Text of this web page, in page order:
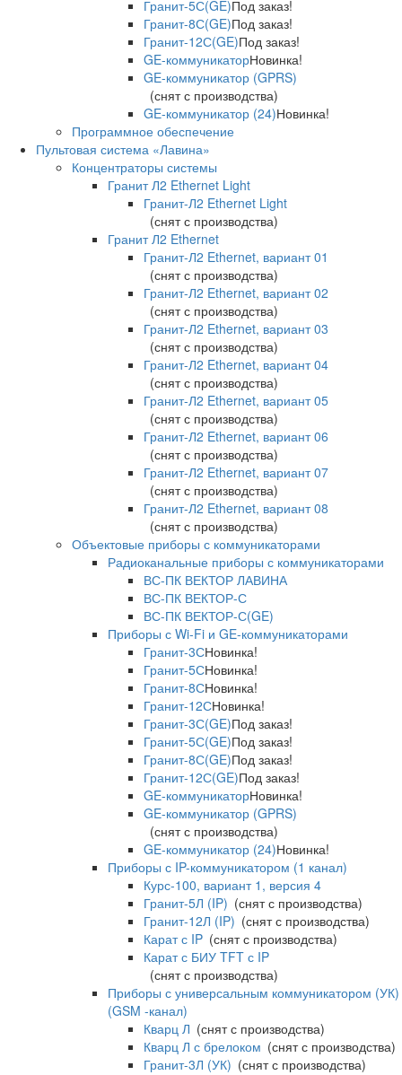
Гранит-5С(GE)Под заказ!
Гранит-8С(GE)Под заказ!
Гранит-12С(GE)Под заказ!
GE-коммуникаторНовинка!
GE-коммуникатор (GPRS)
(снят с производства)
GE-коммуникатор (24)Новинка!
Программное обеспечение
Пультовая система «Лавина»
Концентраторы системы
Гранит Л2 Ethernet Light
Гранит-Л2 Ethernet Light
(снят с производства)
Гранит Л2 Ethernet
Гранит-Л2 Ethernet, вариант 01
(снят с производства)
Гранит-Л2 Ethernet, вариант 02
(снят с производства)
Гранит-Л2 Ethernet, вариант 03
(снят с производства)
Гранит-Л2 Ethernet, вариант 04
(снят с производства)
Гранит-Л2 Ethernet, вариант 05
(снят с производства)
Гранит-Л2 Ethernet, вариант 06
(снят с производства)
Гранит-Л2 Ethernet, вариант 07
(снят с производства)
Гранит-Л2 Ethernet, вариант 08
(снят с производства)
Объектовые приборы с коммуникаторами
Радиоканальные приборы с коммуникаторами
ВС-ПК ВЕКТОР ЛАВИНА
ВС-ПК ВЕКТОР-С
ВС-ПК ВЕКТОР-С(GE)
Приборы с Wi-Fi и GE-коммуникаторами
Гранит-3СНовинка!
Гранит-5СНовинка!
Гранит-8СНовинка!
Гранит-12СНовинка!
Гранит-3С(GE)Под заказ!
Гранит-5С(GE)Под заказ!
Гранит-8С(GE)Под заказ!
Гранит-12С(GE)Под заказ!
GE-коммуникаторНовинка!
GE-коммуникатор (GPRS)
(снят с производства)
GE-коммуникатор (24)Новинка!
Приборы с IP-коммуникатором (1 канал)
Курс-100, вариант 1, версия 4
Гранит-5Л (IP) (снят с производства)
Гранит-12Л (IP) (снят с производства)
Карат с IP (снят с производства)
Карат с БИУ TFT с IP
(снят с производства)
Приборы с универсальным коммуникатором (УК)
(GSM -канал)
Кварц Л (снят с производства)
Кварц Л с брелоком (снят с производства)
Гранит-3Л (УК) (снят с производства)